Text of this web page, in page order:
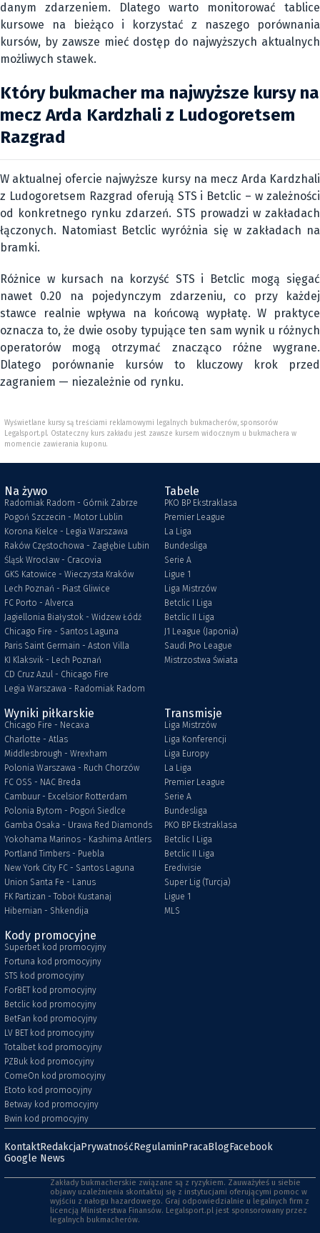
danym zdarzeniem. Dlatego warto monitorować tablice
kursowe na bieżąco i korzystać z naszego porównania
kursów, by zawsze mieć dostęp do najwyższych aktualnych
możliwych stawek.
Który bukmacher ma najwyższe kursy na
mecz Arda Kardzhali z Ludogoretsem
Razgrad
W aktualnej ofercie najwyższe kursy na mecz Arda Kardzhali
z Ludogoretsem Razgrad oferują STS i Betclic – w zależności
od konkretnego rynku zdarzeń. STS prowadzi w zakładach
łączonych. Natomiast Betclic wyróżnia się w zakładach na
bramki.
Różnice w kursach na korzyść STS i Betclic mogą sięgać
nawet 0.20 na pojedynczym zdarzeniu, co przy każdej
stawce realnie wpływa na końcową wypłatę. W praktyce
oznacza to, że dwie osoby typujące ten sam wynik u różnych
operatorów mogą otrzymać znacząco różne wygrane.
Dlatego porównanie kursów to kluczowy krok przed
zagraniem — niezależnie od rynku.
Wyświetlane kursy są treściami reklamowymi legalnych bukmacherów, sponsorów
Legalsport.pl. Ostateczny kurs zakładu jest zawsze kursem widocznym u bukmachera w
momencie zawierania kuponu.
Na żywo
Radomiak Radom - Górnik Zabrze
Pogoń Szczecin - Motor Lublin
Korona Kielce - Legia Warszawa
Raków Częstochowa - Zagłębie Lubin
Śląsk Wrocław - Cracovia
GKS Katowice - Wieczysta Kraków
Lech Poznań - Piast Gliwice
FC Porto - Alverca
Jagiellonia Białystok - Widzew Łódź
Chicago Fire - Santos Laguna
Paris Saint Germain - Aston Villa
KI Klaksvik - Lech Poznań
CD Cruz Azul - Chicago Fire
Legia Warszawa - Radomiak Radom
Tabele
PKO BP Ekstraklasa
Premier League
La Liga
Bundesliga
Serie A
Ligue 1
Liga Mistrzów
Betclic I Liga
Betclic II Liga
J1 League (Japonia)
Saudi Pro League
Mistrzostwa Świata
Wyniki piłkarskie
Chicago Fire - Necaxa
Charlotte - Atlas
Middlesbrough - Wrexham
Polonia Warszawa - Ruch Chorzów
FC OSS - NAC Breda
Cambuur - Excelsior Rotterdam
Polonia Bytom - Pogoń Siedlce
Gamba Osaka - Urawa Red Diamonds
Yokohama Marinos - Kashima Antlers
Portland Timbers - Puebla
New York City FC - Santos Laguna
Union Santa Fe - Lanus
FK Partizan - Toboł Kustanaj
Hibernian - Shkendija
Transmisje
Liga Mistrzów
Liga Konferencji
Liga Europy
La Liga
Premier League
Serie A
Bundesliga
PKO BP Ekstraklasa
Betclic I Liga
Betclic II Liga
Eredivisie
Super Lig (Turcja)
Ligue 1
MLS
Kody promocyjne
Superbet kod promocyjny
Fortuna kod promocyjny
STS kod promocyjny
ForBET kod promocyjny
Betclic kod promocyjny
BetFan kod promocyjny
LV BET kod promocyjny
Totalbet kod promocyjny
PZBuk kod promocyjny
ComeOn kod promocyjny
Etoto kod promocyjny
Betway kod promocyjny
Bwin kod promocyjny
KontaktRedakcjaPrywatnośćRegulaminPracaBlogFacebook
Google News
Zakłady bukmacherskie związane są z ryzykiem. Zauważyłeś u siebie
objawy uzależnienia skontaktuj się z instytucjami oferującymi pomoc w
wyjściu z nałogu hazardowego. Graj odpowiedzialnie u legalnych firm z
licencją Ministerstwa Finansów. Legalsport.pl jest sponsorowany przez
legalnych bukmacherów.